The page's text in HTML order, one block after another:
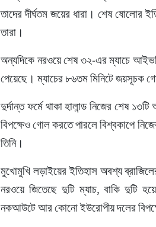
তাদের দীর্ঘতম জয়ের ধারা। শেষ ষোলোর
তারা।
অন্যদিকে নরওয়ে শেষ ৩২-এর ম্যাচে
পেয়েছে। ম্যাচের ৮৬তম মিনিটে জয়সূচক
দুর্দান্ত ফর্মে থাকা হালান্ড নিজের শেষ
বিপক্ষেও গোল করতে পারলে বিশ্বকাপে
তিনি।
মুখোমুখি লড়াইয়ের ইতিহাস অবশ্য
নরওয়ে জিতেছে দুটি ম্যাচ, বাকি দুটি
নকআউটে আর কোনো ইউরোপীয় দলের